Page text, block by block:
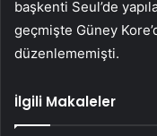
başkenti Seul’de
geçmişte Güney
düzenlememişti.
İlgili Makaleler